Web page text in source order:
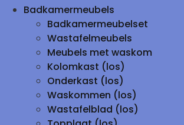
Badkamermeubels
Badkamermeubelset
Wastafelmeubels
Meubels met waskom
Kolomkast (los)
Onderkast (los)
Waskommen (los)
Wastafelblad (los)